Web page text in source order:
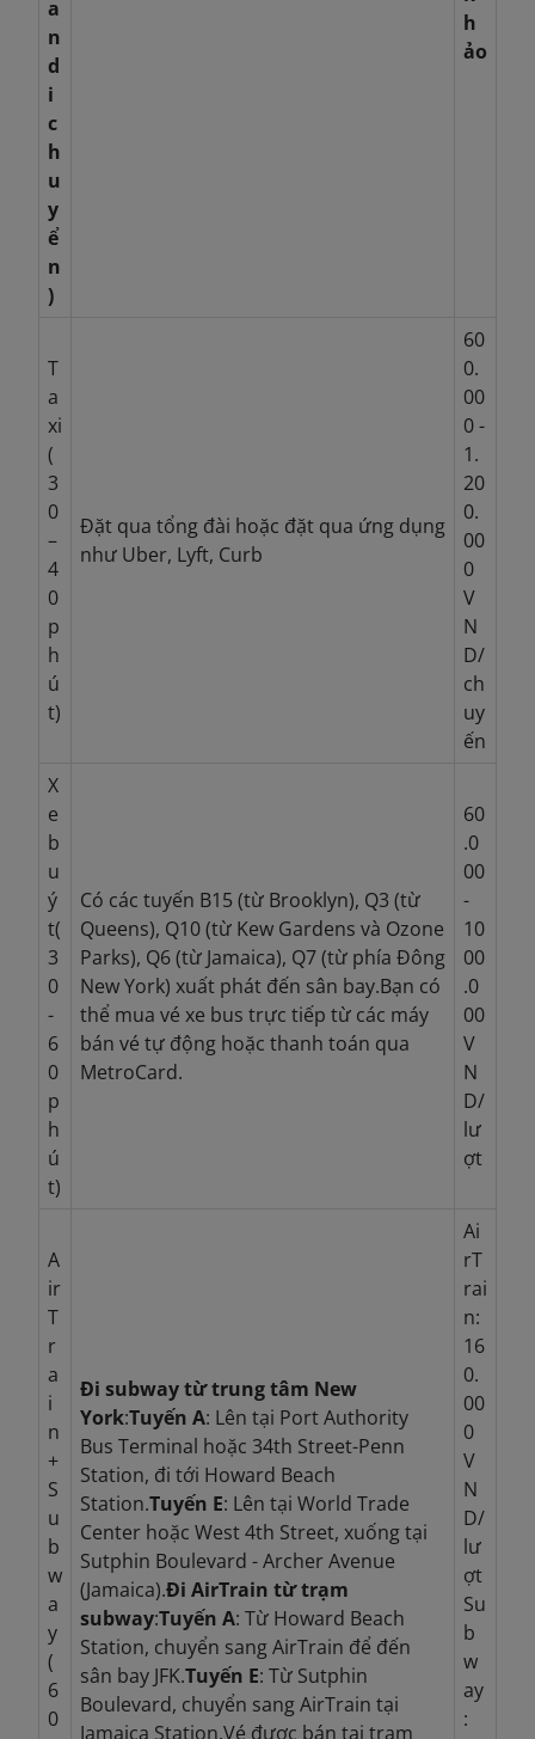
a
n
d
i
c
h
u
y
ể
n
)
h
ảo
T
a
xi
(
3
0
–
4
0
p
h
ú
t)
Đặt qua tổng đài hoặc đặt qua ứng dụng
như Uber, Lyft, Curb
60
0.
00
0 -
1.
20
0.
00
0
V
N
D/
ch
uy
ến
X
e
b
u
ý
t(
3
0
-
6
0
p
h
ú
t)
Có các tuyến B15 (từ Brooklyn), Q3 (từ
Queens), Q10 (từ Kew Gardens và Ozone
Parks), Q6 (từ Jamaica), Q7 (từ phía Đông
New York) xuất phát đến sân bay.Bạn có
thể mua vé xe bus trực tiếp từ các máy
bán vé tự động hoặc thanh toán qua
MetroCard.
60
.0
00
-
10
00
.0
00
V
N
D/
lư
ợt
A
ir
T
r
a
i
n
+
S
u
b
w
a
y
(
6
0
Đi subway từ trung tâm New
York:Tuyến A: Lên tại Port Authority
Bus Terminal hoặc 34th Street-Penn
Station, đi tới Howard Beach
Station.Tuyến E: Lên tại World Trade
Center hoặc West 4th Street, xuống tại
Sutphin Boulevard - Archer Avenue
(Jamaica).Đi AirTrain từ trạm
subway:Tuyến A: Từ Howard Beach
Station, chuyển sang AirTrain để đến
sân bay JFK.Tuyến E: Từ Sutphin
Boulevard, chuyển sang AirTrain tại
Jamaica Station.Vé được bán tại trạm
Ai
rT
rai
n:
16
0.
00
0
V
N
D/
lư
ợt
Su
b
w
ay
: